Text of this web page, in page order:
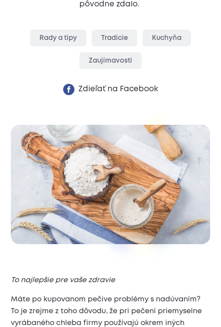
pôvodne zdalo.
Rady a tipy Tradície Kuchyňa
Zaujímavosti
Zdieľať na Facebook
To najlepšie pre vaše zdravie
Máte po kupovanom pečive problémy s nadúvaním?
To je zrejme z toho dôvodu, že pri pečení priemyselne
vyrábaného chleba firmy používajú okrem iných